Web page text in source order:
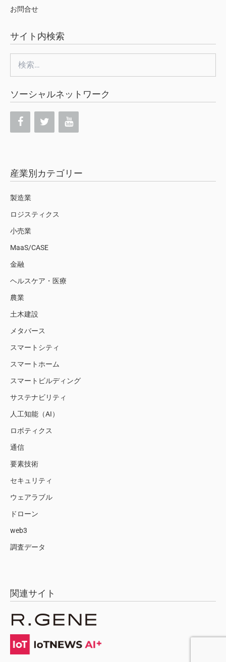
お問合せ
サイト内検索
索:
ソーシャルネットワーク
産業別カテゴリー
製造業
ロジスティクス
小売業
MaaS/CASE
金融
ヘルスケア・医療
農業
土木建設
メタバース
スマートシティ
スマートホーム
スマートビルディング
サステナビリティ
人工知能（AI）
ロボティクス
通信
要素技術
セキュリティ
ウェアラブル
ドローン
web3
調査データ
関連サイト